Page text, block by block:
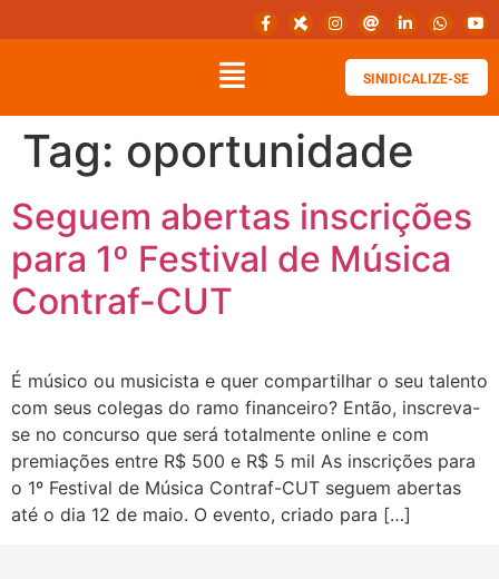
SINIDICALIZE-SE
Tag: oportunidade
Seguem abertas inscrições
para 1º Festival de Música
Contraf-CUT
É músico ou musicista e quer compartilhar o seu talento
com seus colegas do ramo financeiro? Então, inscreva-
se no concurso que será totalmente online e com
premiações entre R$ 500 e R$ 5 mil As inscrições para
o 1º Festival de Música Contraf-CUT seguem abertas
até o dia 12 de maio. O evento, criado para […]